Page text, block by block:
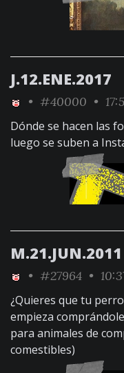
J.12.ENE.2017
• #40000 •
Dónde se hacen las
luego se suben a
M.21.JUN.2011
• #27964 •
¿Quieres que tu
empieza comprándole
para animales de
comestibles)